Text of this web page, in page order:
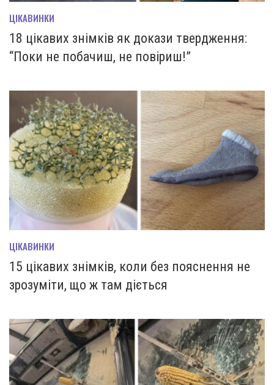
ЦІКАВИНКИ
18 цікавих знімків як докази твердження:
“Поки не побачиш, не повіриш!”
ЦІКАВИНКИ
15 цікавих знімків, коли без пояснення не
зрозуміти, що ж там діється